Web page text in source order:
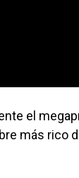
el
más rico